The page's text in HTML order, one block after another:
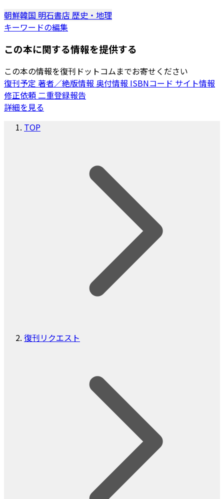
朝鮮韓国 明石書店 歴史・地理
キーワードの編集
この本に関する情報を提供する
この本の情報を復刊ドットコムまでお寄せください
復刊予定 著者／絶版情報 奥付情報 ISBNコード サイト情報
修正依頼二重登録報告
詳細を見る
TOP
復刊リクエスト